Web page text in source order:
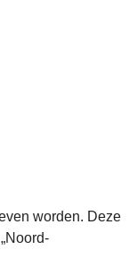
worden. Deze